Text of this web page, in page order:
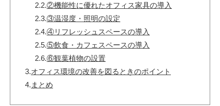
2.2.②機能性に優れたオフィス家具の導入
2.3.③温湿度・照明の設定
2.4.④リフレッシュスペースの導入
2.5.⑤飲食・カフェスペースの導入
2.6.⑥観葉植物の設置
3.オフィス環境の改善を図るときのポイント
4. まとめ